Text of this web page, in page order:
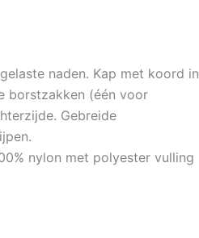
naden. Kap met koord in
borstzakken (één voor
Gebreide
nylon met polyester vulling